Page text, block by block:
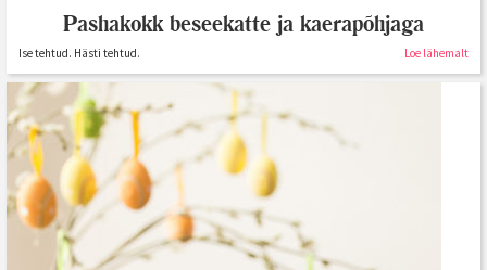
Pashakokk beseekatte ja kaerapõhjaga
Ise tehtud. Hästi tehtud. Loe lähemalt